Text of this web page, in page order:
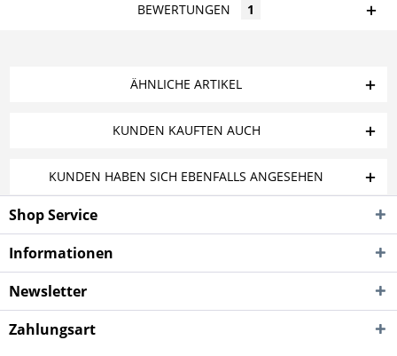
BEWERTUNGEN 1
ÄHNLICHE ARTIKEL
KUNDEN KAUFTEN AUCH
KUNDEN HABEN SICH EBENFALLS ANGESEHEN
Shop Service
Informationen
Newsletter
Zahlungsart